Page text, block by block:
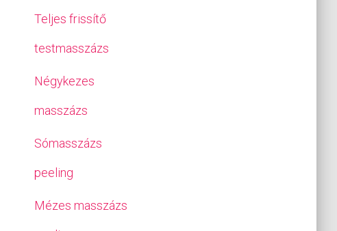
Teljes frissítő
testmasszázs
Négykezes
masszázs
Sómasszázs
peeling
Mézes masszázs